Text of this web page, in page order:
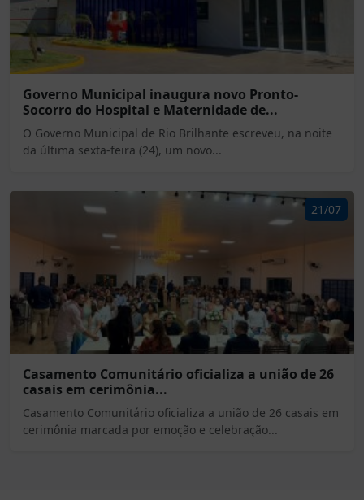
Governo Municipal inaugura novo Pronto-
Socorro do Hospital e Maternidade de...
O Governo Municipal de Rio Brilhante escreveu, na noite
da última sexta-feira (24), um novo...
21/07
Casamento Comunitário oficializa a união de 26
casais em cerimônia...
Casamento Comunitário oficializa a união de 26 casais em
cerimônia marcada por emoção e celebração...